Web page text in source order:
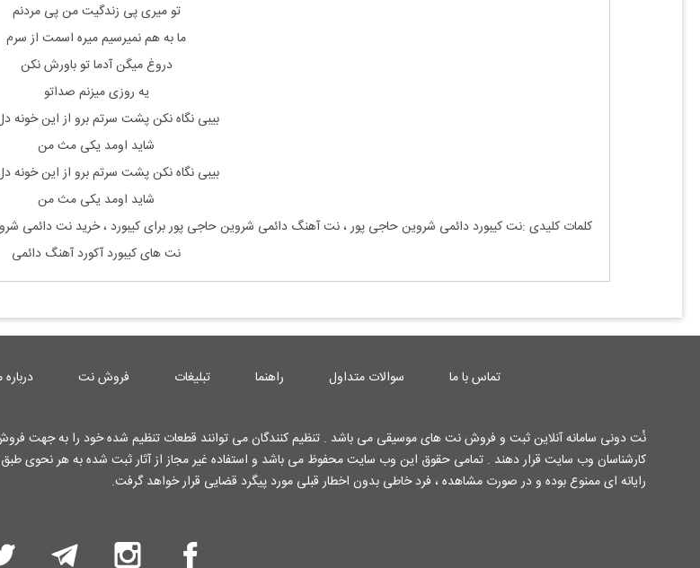
تو میری پی زندگیت من پی مردنم
ما به هم نمیرسیم میره اسمت از سرم
دروغ میگن آدما تو باورش نکن
یه روزی میزنم صداتو
بیبی نگاه نکن پشت سرتم برو از این خونه
شاید اومد یکی مث من
بیبی نگاه نکن پشت سرتم برو از این خونه
شاید اومد یکی مث من
کلمات کلیدی :نت کیبورد دائمی شروین حاجی پور، نت آهنگ دائمی شروین حاجی پوربرای کیبورد ، خرید نتدائمی
نت های کیبورد آکورد آهنگ دائمی
تماس با ما سوالات متداول راهنما تبلیغات فروش نت درباره
نُت دونی سامانه آنلاین ثبت و فروش نت های موسیقی می باشد . تنظیم کنندگان می توانند قطعات تنظیم شده خود را به جهت فروش
رایانه ای ممنوع بوده و در صورت مشاهده ، فرد خاطی بدون اخطار قبلی مورد پیگرد قضایی قرار خواهد گرفت.